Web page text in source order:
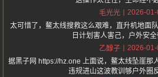
毛光光
2026-01-
太可惜了，鳌太线搜救这么艰难，直升机地面
日计划害人害己，户外安全
乙醇子
2026-01-
据黑子网 https://hz.one 上面说，鳌太线坠崖那
违规进山这波教训够户外圈